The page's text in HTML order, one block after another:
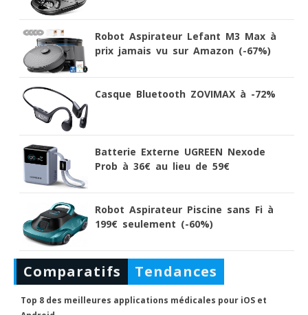
Robot Aspirateur Lefant M3 Max à
prix jamais vu sur Amazon (-67%)
Casque Bluetooth ZOVIMAX à -72%
Batterie Externe UGREEN Nexode
Prob à 36€ au lieu de 59€
Robot Aspirateur Piscine sans Fi à
199€ seulement (-60%)
Comparatifs Tendances
Top 8 des meilleures applications médicales pour iOS et